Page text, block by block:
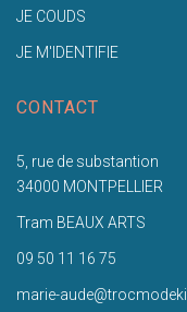
JE COUDS
JE M'IDENTIFIE
CONTACT
5, rue de substantion
34000 MONTPELLIER
Tram BEAUX ARTS
09 50 11 16 75
marie-